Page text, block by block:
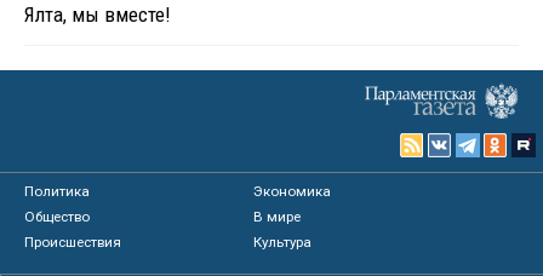
Ялта, мы вместе!
Политика
Экономика
Общество
В мире
Происшествия
Культура